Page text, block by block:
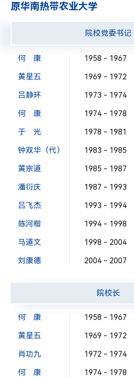
原华南热带农业大学
院校党委书记
何 康
1958 - 1967
黄星五
1969 - 1972
吕静环
1973 - 1974
何 康
1974 - 1978
于 光
1978 - 1981
钟双华（代）
1983 - 1985
黄宗道
1985 - 1987
潘衍庆
1987 - 1993
吕飞杰
1993 - 1994
陈河楷
1994 - 1998
马道文
1998 - 2004
刘康德
2004 - 2007
院校长
何 康
1958 - 1967
黄星五
1969 - 1972
肖功九
1972 - 1974
何 康
1974 - 1978